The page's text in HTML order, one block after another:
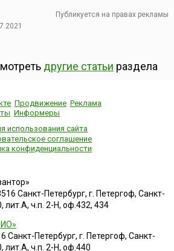
Публикуется на правах рекламы
другие статьи раздела
Продвижение Реклама
Информеры
использования сайта
соглашение
конфиденциальности
Санкт-Петербург, г. Петергоф, Санкт-
лит.А, ч.п. 2-Н, оф.432, 434
Санкт-Петербург, г. Петергоф, Санкт-
лит.А, ч.п. 2-Н, оф.440